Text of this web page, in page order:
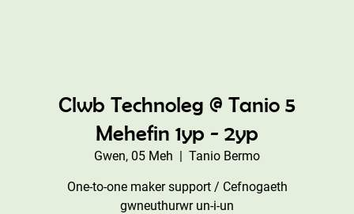
Clwb Technoleg @ Tanio 5
Mehefin 1yp - 2yp
Gwen, 05 Meh
  |
Tanio Bermo
One-to-one maker support / Cefnogaeth
gwneuthurwr un-i-un